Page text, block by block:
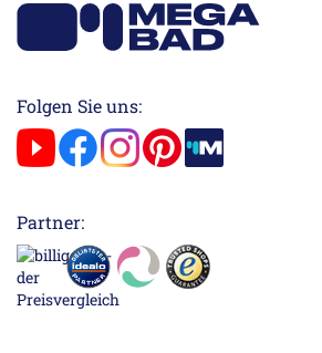
Folgen Sie uns:
Partner: